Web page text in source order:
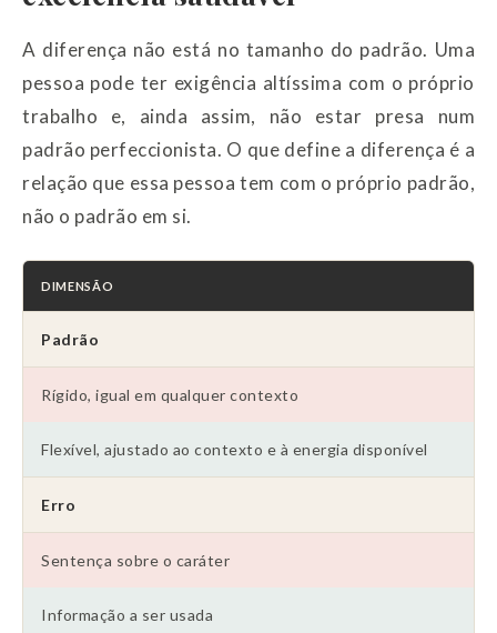
A diferença não está no tamanho do padrão. Uma
pessoa pode ter exigência altíssima com o próprio
trabalho e, ainda assim, não estar presa num
padrão perfeccionista. O que define a diferença é a
relação que essa pessoa tem com o próprio padrão,
não o padrão em si.
DIMENSÃO
Padrão
Rígido, igual em qualquer contexto
Flexível, ajustado ao contexto e à energia disponível
Erro
Sentença sobre o caráter
Informação a ser usada